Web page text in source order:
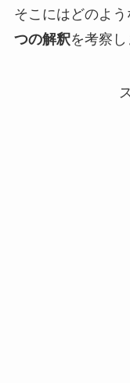
そこにはどのよう
つの解釈を考察し